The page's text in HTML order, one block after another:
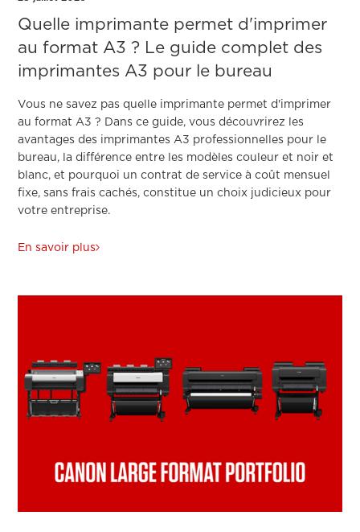
Quelle imprimante permet d'imprimer
au format A3 ? Le guide complet des
imprimantes A3 pour le bureau
Vous ne savez pas quelle imprimante permet d'imprimer
au format A3 ? Dans ce guide, vous découvrirez les
avantages des imprimantes A3 professionnelles pour le
bureau, la différence entre les modèles couleur et noir et
blanc, et pourquoi un contrat de service à coût mensuel
fixe, sans frais cachés, constitue un choix judicieux pour
votre entreprise.
En savoir plus